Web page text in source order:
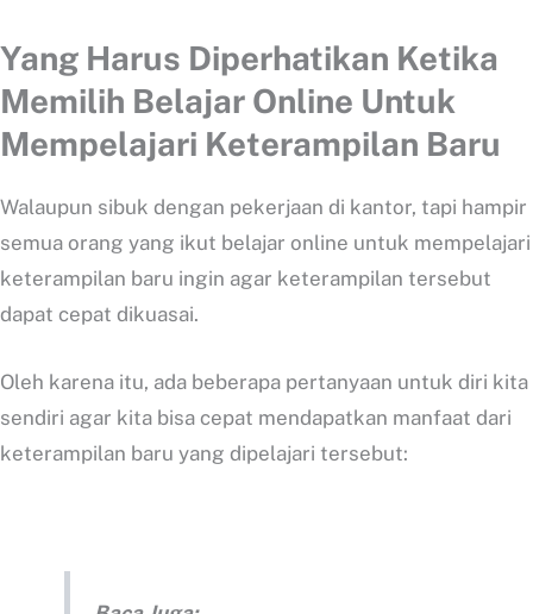
Yang Harus Diperhatikan Ketika
Memilih Belajar Online Untuk
Mempelajari Keterampilan Baru
Walaupun sibuk dengan pekerjaan di kantor, tapi hampir
semua orang yang ikut belajar online untuk mempelajari
keterampilan baru ingin agar keterampilan tersebut
dapat cepat dikuasai.
Oleh karena itu, ada beberapa pertanyaan untuk diri kita
sendiri agar kita bisa cepat mendapatkan manfaat dari
keterampilan baru yang dipelajari tersebut: